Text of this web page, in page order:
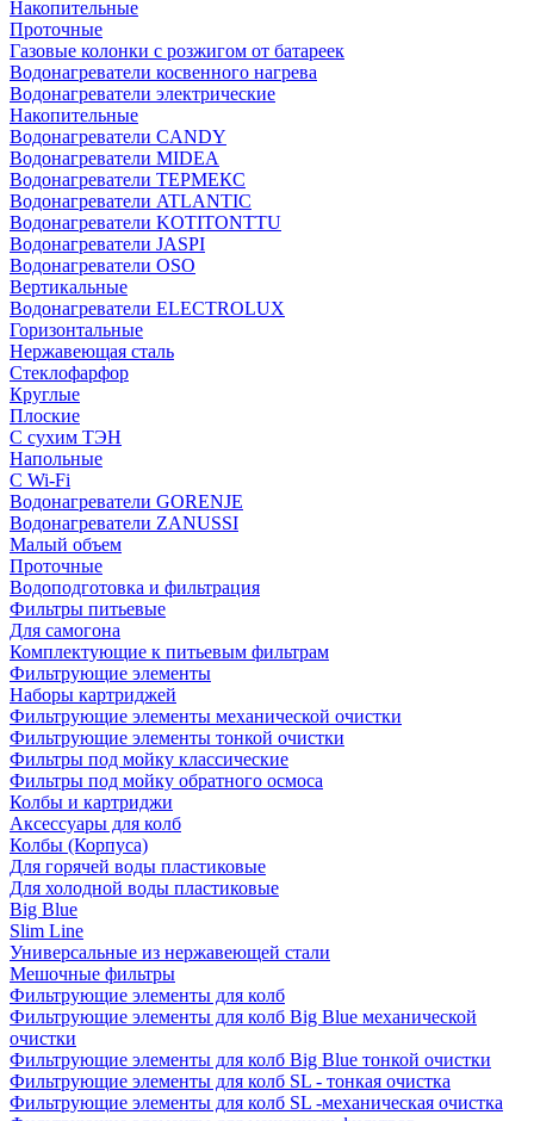
Накопительные
Проточные
Газовые колонки с розжигом от батареек
Водонагреватели косвенного нагрева
Водонагреватели электрические
Накопительные
Водонагреватели CANDY
Водонагреватели MIDEA
Водонагреватели ТЕРМЕКС
Водонагреватели ATLANTIC
Водонагреватели KOTITONTTU
Водонагреватели JASPI
Водонагреватели OSO
Вертикальные
Водонагреватели ELECTROLUX
Горизонтальные
Нержавеющая сталь
Стеклофарфор
Круглые
Плоские
С сухим ТЭН
Напольные
С Wi-Fi
Водонагреватели GORENJE
Водонагреватели ZANUSSI
Малый объем
Проточные
Водоподготовка и фильтрация
Фильтры питьевые
Для самогона
Комплектующие к питьевым фильтрам
Фильтрующие элементы
Наборы картриджей
Фильтрующие элементы механической очистки
Фильтрующие элементы тонкой очистки
Фильтры под мойку классические
Фильтры под мойку обратного осмоса
Колбы и картриджи
Аксессуары для колб
Колбы (Корпуса)
Для горячей воды пластиковые
Для холодной воды пластиковые
Big Blue
Slim Line
Универсальные из нержавеющей стали
Мешочные фильтры
Фильтрующие элементы для колб
Фильтрующие элементы для колб Big Blue механической
очистки
Фильтрующие элементы для колб Big Blue тонкой очистки
Фильтрующие элементы для колб SL - тонкая очистка
Фильтрующие элементы для колб SL -механическая очистка